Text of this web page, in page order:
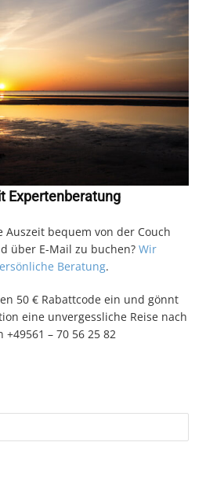
Expertenberatung
Auszeit bequem von der Couch
über E-Mail zu buchen?Wir
Beratung.
50 € Rabattcode ein und gönnt
eine unvergessliche Reise nach
– 70 56 25 82